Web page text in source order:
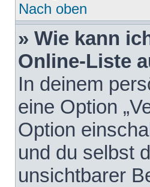
Nach oben
» Wie kann
Online-Liste
In deinem
eine Option
Option
und du selbst
unsichtbarer